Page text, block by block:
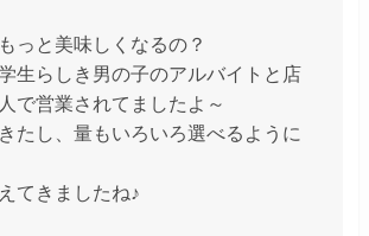
っと美味しくなるの？
生らしき男の子のアルバイトと店
で営業されてましたよ～
たし、量もいろいろ選べるように
てきましたね♪